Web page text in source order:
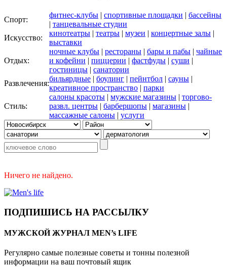
Спорт:
фитнес-клубы | спортивные площадки | бассейны
| танцевальные студии
Искусство:
кинотеатры | театры | музеи | концертные залы |
выставки
Отдых:
ночные клубы | рестораны | бары и пабы | чайные
и кофейни | пиццерии | фастфуды | суши |
гостиницы | санатории
Развлечения:
бильярдные | боулинг | пейнтбол | сауны |
креативное пространство | парки
Стиль:
салоны красоты | мужские магазины | торгово-
развл. центры | барбершопы | магазины |
массажные салоны | услуги
Ничего не найдено.
ПОДПИШИСЬ НА РАССЫЛКУ
МУЖСКОЙ ЖУРНАЛ MEN’s LIFE
Регулярно самые полезные советы и тонны полезной
информации на ваш почтовый ящик